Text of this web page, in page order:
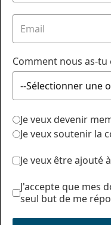
Comment nous as-tu
Je veux devenir
Je veux soutenir la
Je veux être ajouté
J'accepte que mes
seul but de me